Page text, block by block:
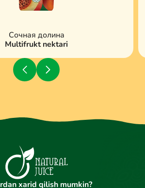
Сочная долина
Multifrukt nektari
xarid qilish mumkin?